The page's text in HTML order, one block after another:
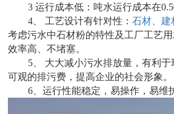
3 运行成本低：吨水运行成本在
4、 工艺设计有针对性：石材、建
考虑污水中石材粉的特性及工厂工艺用
效率高、不堵塞。
5、 大大减小污水排放量，有利
可观的排污费，提高企业的社会形象。
6、运行性能稳定，易操作，易维